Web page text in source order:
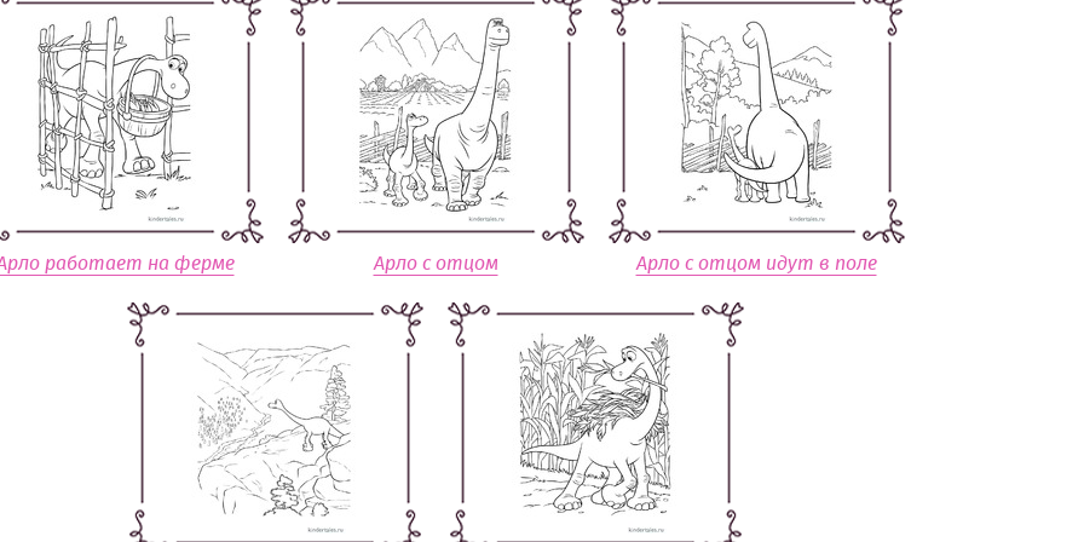
работает на ферме Арло с отцом Арло с отцом идут в поле